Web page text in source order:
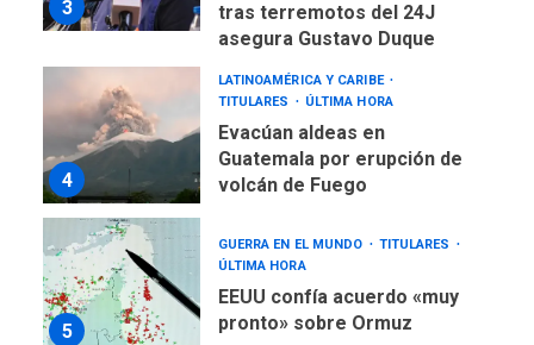
3
tras terremotos del 24J
asegura Gustavo Duque
4
LATINOAMÉRICA Y CARIBE
TITULARES
ÚLTIMA HORA
Evacúan aldeas en
Guatemala por erupción de
volcán de Fuego
5
GUERRA EN EL MUNDO
TITULARES
ÚLTIMA HORA
EEUU confía acuerdo «muy
pronto» sobre Ormuz